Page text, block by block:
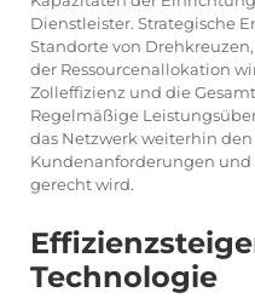
Dienstleister. Strategische
Standorte von
der Ressourcenallokation
Zolleffizienz und die
Regelmäßige
das Netzwerk weiterhin
Kundenanforderungen
gerecht wird.
Technologie